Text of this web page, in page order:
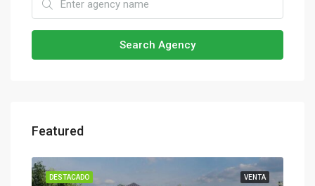
Search Agency
Featured
VENTA
DESTACADO